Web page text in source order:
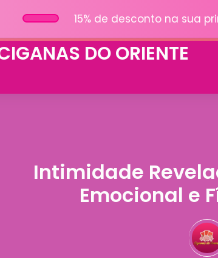
15% de desconto na sua
Intimidade
Emocional e